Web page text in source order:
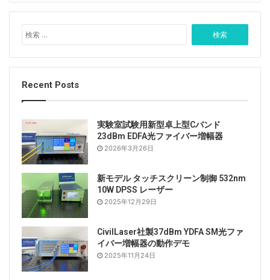
索
:
Recent Posts
実験室試験用新型卓上型Cバンド
23dBm EDFA光ファイバー増幅器
2026年3月26日
新モデル タッチスクリーン制御 532nm
10W DPSS レーザー
2025年12月29日
CivilLaser社製37dBm YDFA SM光ファ
イバー増幅器の動作デモ
2025年11月24日